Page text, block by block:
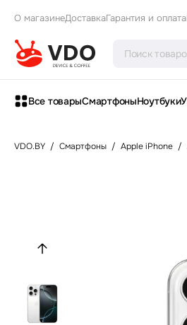
О магазинеДоставкаГарантия и оплата
Все товарыСмартфоныНоутбуки
VDO.BY / Смартфоны / Apple iPhone /